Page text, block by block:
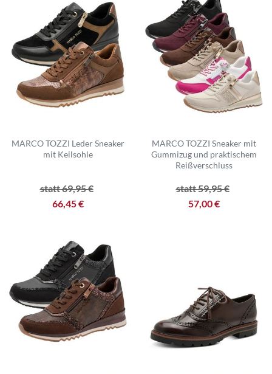
MARCO TOZZI Leder Sneaker
mit Keilsohle
statt 69,95 €
66,45 €
MARCO TOZZI Sneaker mit
Gummizug und praktischem
Reißverschluss
statt 59,95 €
57,00 €